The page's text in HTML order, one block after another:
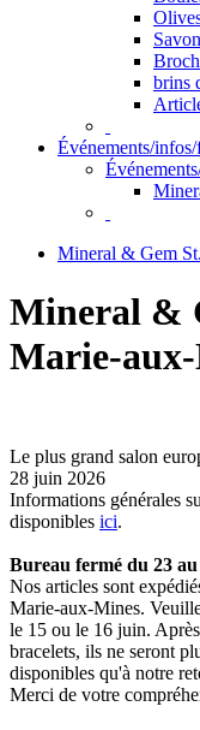
brins
Événements/
Mineral & Gem
Mineral &
Marie-aux-
Le plus grand salon
28 juin 2026
Informations générales
disponibles ici.
Bureau fermé du 23
Nos articles sont
Marie-aux-Mines.
le 15 ou le 16 juin.
bracelets, ils ne seront
disponibles qu'à notre
Merci de votre